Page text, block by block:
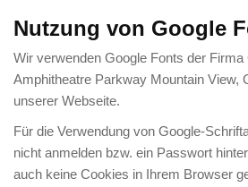
Nutzung von Google
Wir verwenden Google Fonts der Firma
Amphitheatre Parkway Mountain View,
unserer Webseite.
Für die Verwendung von Google-
nicht anmelden bzw. ein Passwort
auch keine Cookies in Ihrem Browser